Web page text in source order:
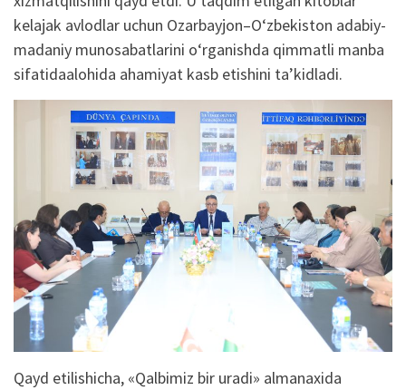
kelajak avlodlar uchun Ozarbayjon–O‘zbekiston adabiy-
madaniy munosabatlarini o‘rganishda qimmatli manba
sifatidaalohida ahamiyat kasb etishini ta’kidladi.
Qayd etilishicha, «Qalbimiz bir uradi» almanaxida